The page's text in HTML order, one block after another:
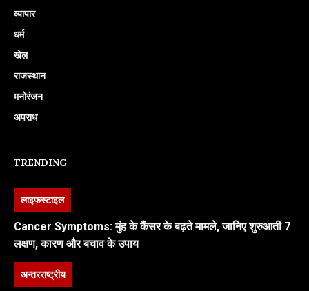
व्यापार
धर्म
खेल
राजस्थान
मनोरंजन
अपराध
TRENDING
लाइफस्टाइल
Cancer Symptoms: मुंह के कैंसर के बढ़ते मामले, जानिए शुरुआती 7
लक्षण, कारण और बचाव के उपाय
अन्तरराष्ट्रीय